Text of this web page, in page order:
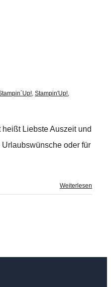
, Stampin'Up!,
Liebste Auszeit und
oder für
Weiterlesen